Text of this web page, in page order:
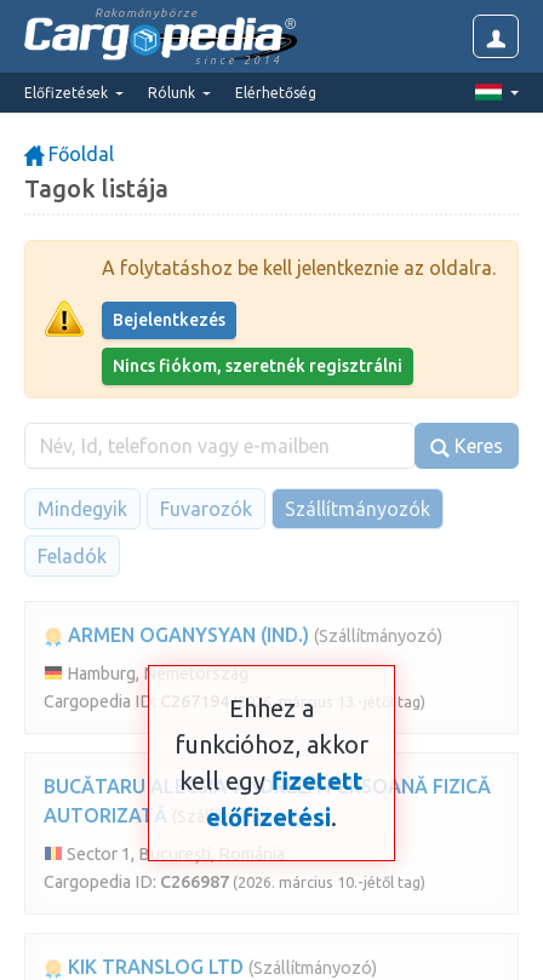
Rakománybörze
since 2014
Előfizetések Rólunk Elérhetőség
Főoldal
Tagok listája
A folytatáshoz be kell jelentkeznie az oldalra.
Bejelentkezés
Nincs fiókom, szeretnék regisztrálni
Keres
Mindegyik Fuvarozók Szállítmányozók
Feladók
ARMEN OGANYSYAN (IND.) (Szállítmányozó)
Hamburg, Németország
Cargopedia ID:
(2026. március 13.-jétől tag)
BUCĂTARU ALECSIA-ANDREEA PERSOANĂ FIZICĂ
AUTORIZATĂ
(Szállítmányozó)
Sector 1, București, Románia
Cargopedia ID: C266987 (2026. március 10.-jétől tag)
KIK TRANSLOG LTD (Szállítmányozó)
Ehhez a
funkcióhoz, akkor
kell egyfizetett
előfizetési.